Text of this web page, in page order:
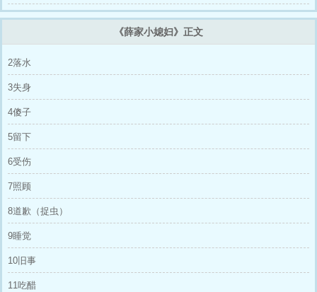
《薛家小媳妇》正文
2落水
3失身
4傻子
5留下
6受伤
7照顾
8道歉（捉虫）
9睡觉
10旧事
11吃醋